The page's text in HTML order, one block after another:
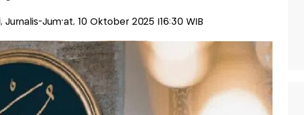
, Jurnalis-Jum'at, 10 Oktober 2025 |16:30 WIB